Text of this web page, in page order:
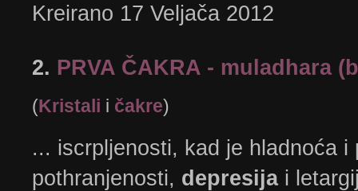
Kreirano 17 Veljača 2012
2. PRVA ČAKRA - muladhara
(Kristali i čakre)
... iscrpljenosti, kad je hladnoća
pothranjenosti, depresijai